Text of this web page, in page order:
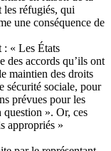
les réfugiés, qui
une conséquence de
: « Les États
des accords qu’ils ont
maintien des droits
sécurité sociale, pour
prévues pour les
question ». Or, ces
appropriés »